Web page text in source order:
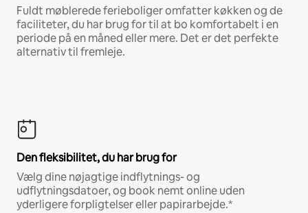
Fuldt møblerede ferieboliger omfatter køkken og de
faciliteter, du har brug for til at bo komfortabelt i en
periode på en måned eller mere. Det er det perfekte
alternativ til fremleje.
Den fleksibilitet, du har brug for
Vælg dine nøjagtige indflytnings- og
udflytningsdatoer, og book nemt online uden
yderligere forpligtelser eller papirarbejde.*